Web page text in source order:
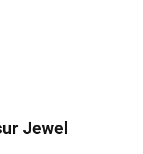
Jewel